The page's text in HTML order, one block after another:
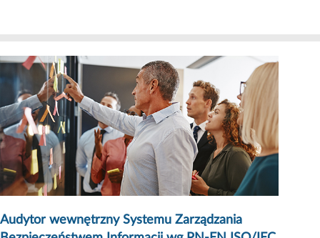
Audytor wewnętrzny Systemu Zarządzania